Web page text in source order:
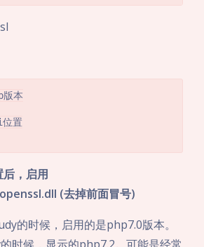
本
置
，启用
(去掉前面冒号)
的时候，启用的是php7.0版本。
时候，显示的php7.2。可能是经常